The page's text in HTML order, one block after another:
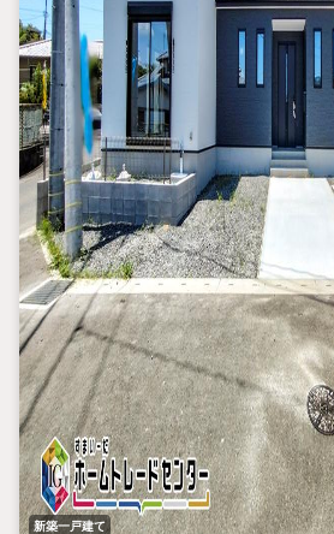
新築一戸建て